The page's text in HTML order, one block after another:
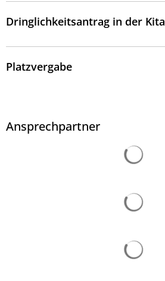
Dringlichkeitsantrag in der Kita
Platzvergabe
Ansprechpartner